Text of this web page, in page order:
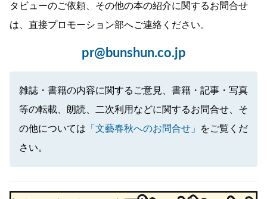
タビューのご依頼、その他の本の紹介に関するお問合せ
は、直接プロモーション部へご連絡ください。
pr@bunshun.co.jp
雑誌・書籍の内容に関するご意見、書籍・記事・写真
等の転載、朗読、二次利用などに関するお問合せ、そ
の他については 「文藝春秋へのお問合せ」
をご覧くだ
さい。